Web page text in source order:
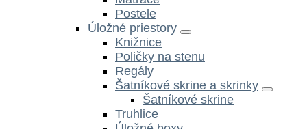
Postele
Úložné priestory
Knižnice
Poličky na stenu
Regály
Šatníkové skrine a skrinky
Šatníkové skrine
Truhlice